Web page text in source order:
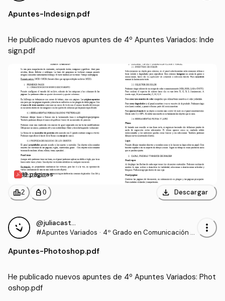
Apuntes-Indesign.pdf
He publicado nuevos apuntes de 4º Apuntes Variados: Inde
sign.pdf
13 páginas
leaderboard2 personal_bag 0 download Descargar
@juliacastillo
#Apuntes Variados · 4º Grado en Comunicación A
more_vert
Apuntes-Photoshop.pdf
He publicado nuevos apuntes de 4º Apuntes Variados: Phot
oshop.pdf